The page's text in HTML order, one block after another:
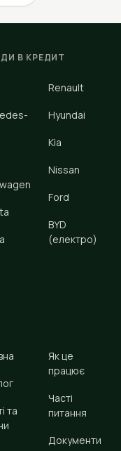
В КРЕДИТ
Renault
Hyundai
Kia
Nissan
Ford
BYD
(електро)
та
Як це
працює
Часті
питання
Документи